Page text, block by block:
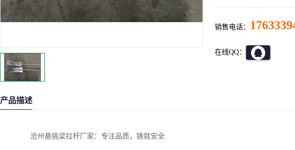
销售电话：
在线QQ：
产品描述
沧州悬挑梁拉杆厂家：专注品质，铸就安全